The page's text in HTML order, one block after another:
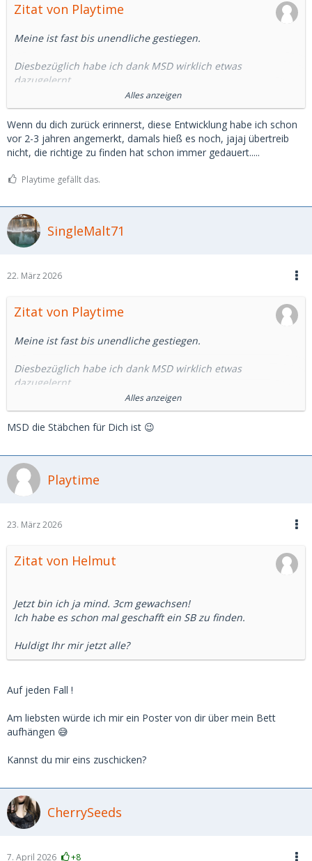
Zitat von Playtime
Meine ist fast bis unendliche gestiegen.
Diesbezüglich habe ich dank MSD wirklich etwas
dazugelernt.
Aufgebraucht ist allerdings meine Hoffnung, auf MSD ein SB
zu finden.
Die Plattform hat sich in eine andere Richtung entwickelt.
Angebote von professionellen/halbprofessionellen SDL für
genügend. Dafür brauchts aber sicher kein MSD.
Alles anzeigen
Wenn du dich zurück erinnerst, diese Entwicklung habe ich schon
vor 2-3 jahren angemerkt, damals hieß es noch, jajaj übertreib
nicht, die richtige zu finden hat schon immer gedauert.....
Playtime gefällt das.
SingleMalt71
22. März 2026
Zitat von Playtime
Meine ist fast bis unendliche gestiegen.
Diesbezüglich habe ich dank MSD wirklich etwas
dazugelernt.
Aufgebraucht ist allerdings meine Hoffnung, auf MSD ein SB
zu finden.
Die Plattform hat sich in eine andere Richtung entwickelt.
Angebote von professionellen/halbprofessionellen SDL für
schnelle unkomplizierte Sexdates im Hotel findet man
Alles anzeigen
MSD die Stäbchen für Dich ist 😉
Playtime
23. März 2026
Zitat von Helmut
Jetzt bin ich ja mind. 3cm gewachsen!
Ich habe es schon mal geschafft ein SB zu finden.
Huldigt Ihr mir jetzt alle?
Auf jeden Fall !
Am liebsten würde ich mir ein Poster von dir über mein Bett
aufhängen 😅
Kannst du mir eins zuschicken?
CherrySeeds
7. April 2026 +8